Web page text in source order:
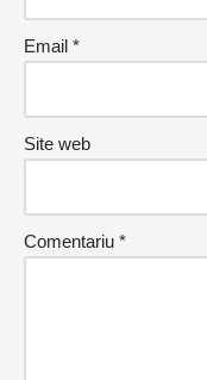
Email *
Site web
Comentariu *